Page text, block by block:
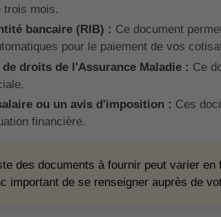
trois mois.
bancaire (RIB) : Ce document
pour le paiement de vos
droits de l'Assurance Maladie : Ce
ou un avis d'imposition : Ces
financière.
des documents à fournir peut varier en
important de se renseigner auprès de